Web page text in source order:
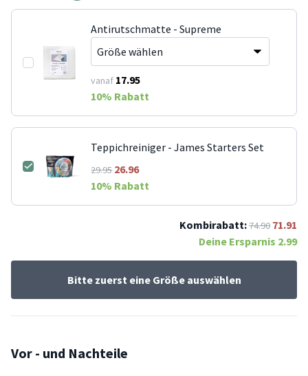
Antirutschmatte - Supreme
vanaf 17.95
10% Rabatt
Teppichreiniger - James Starters Set
29.9526.96
10% Rabatt
Kombirabatt:74.90 71.91
Deine Ersparnis 2.99
Bitte zuerst eine Größe auswählen
Vor - und Nachteile